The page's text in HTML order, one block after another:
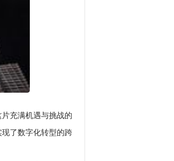
充满机遇与挑战的
了数字化转型的跨